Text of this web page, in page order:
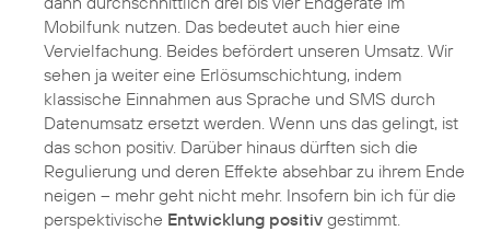
Mobilfunk nutzen. Das bedeutet auch hier eine
Vervielfachung. Beides befördert unseren Umsatz. Wir
sehen ja weiter eine Erlösumschichtung, indem
klassische Einnahmen aus Sprache und SMS durch
Datenumsatz ersetzt werden. Wenn uns das gelingt, ist
das schon positiv. Darüber hinaus dürften sich die
Regulierung und deren Effekte absehbar zu ihrem Ende
neigen – mehr geht nicht mehr. Insofern bin ich für die
perspektivische Entwicklung positiv gestimmt.